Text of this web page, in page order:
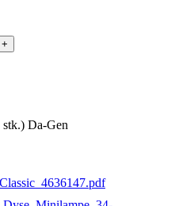
Da-Gen